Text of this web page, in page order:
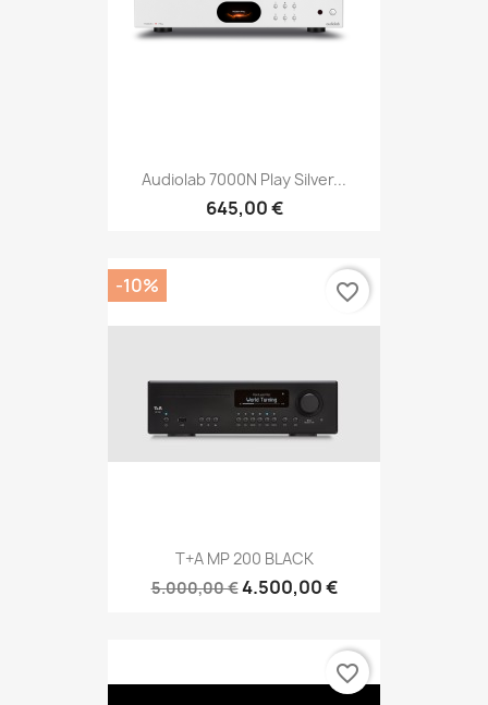
Audiolab 7000N Play Silver...
645,00 €
T+A MP 200 BLACK
5.000,00 €4.500,00 €
-10% favorite_border
favorite_border